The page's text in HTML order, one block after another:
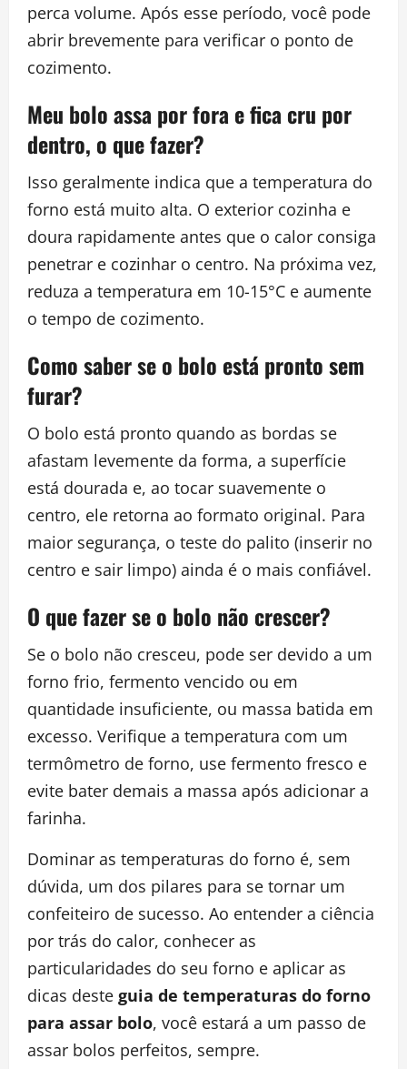
perca volume. Após esse período, você pode
abrir brevemente para verificar o ponto de
cozimento.
Meu bolo assa por fora e fica cru por
dentro, o que fazer?
Isso geralmente indica que a temperatura do
forno está muito alta. O exterior cozinha e
doura rapidamente antes que o calor consiga
penetrar e cozinhar o centro. Na próxima vez,
reduza a temperatura em 10-15°C e aumente
o tempo de cozimento.
Como saber se o bolo está pronto sem
furar?
O bolo está pronto quando as bordas se
afastam levemente da forma, a superfície
está dourada e, ao tocar suavemente o
centro, ele retorna ao formato original. Para
maior segurança, o teste do palito (inserir no
centro e sair limpo) ainda é o mais confiável.
O que fazer se o bolo não crescer?
Se o bolo não cresceu, pode ser devido a um
forno frio, fermento vencido ou em
quantidade insuficiente, ou massa batida em
excesso. Verifique a temperatura com um
termômetro de forno, use fermento fresco e
evite bater demais a massa após adicionar a
farinha.
Dominar as temperaturas do forno é, sem
dúvida, um dos pilares para se tornar um
confeiteiro de sucesso. Ao entender a ciência
por trás do calor, conhecer as
particularidades do seu forno e aplicar as
dicas deste guia de temperaturas do forno
para assar bolo, você estará a um passo de
assar bolos perfeitos, sempre.